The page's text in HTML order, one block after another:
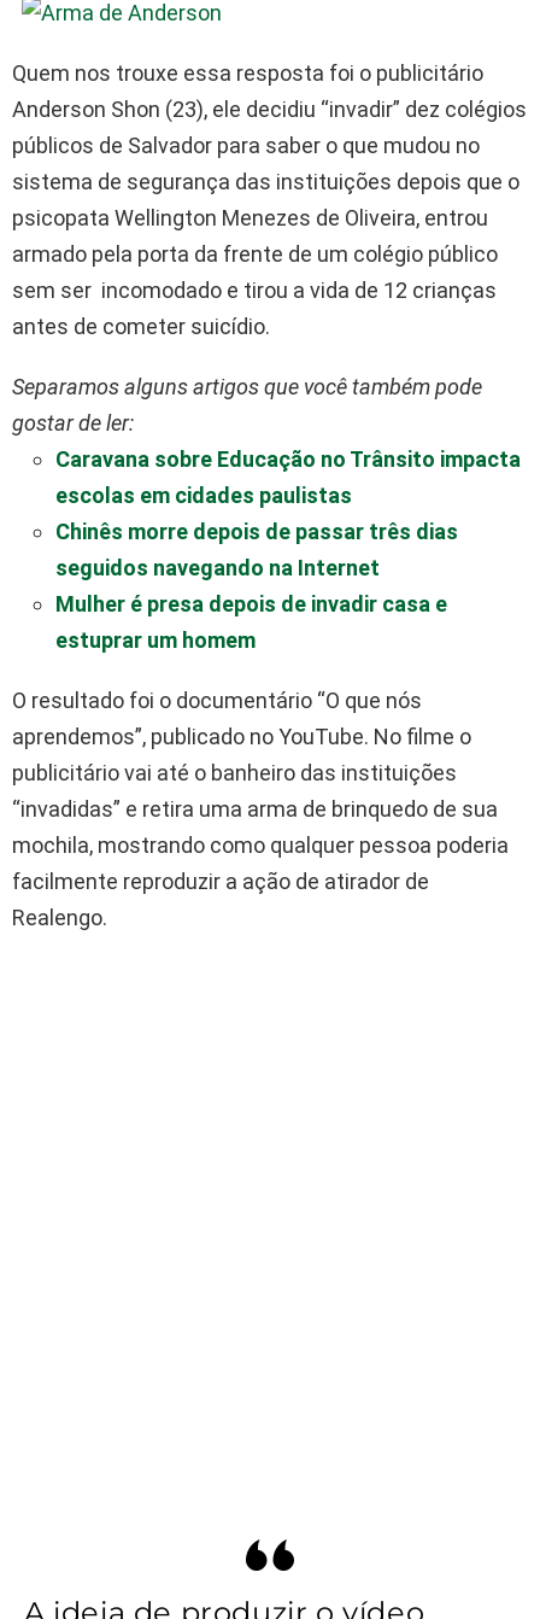
Quem nos trouxe essa resposta foi o publicitário
Anderson Shon (23), ele decidiu “invadir” dez colégios
públicos de Salvador para saber o que mudou no
sistema de segurança das instituições depois que o
psicopata Wellington Menezes de Oliveira, entrou
armado pela porta da frente de um colégio público
sem ser incomodado e tirou a vida de 12 crianças
antes de cometer suicídio.
Separamos alguns artigos que você também pode
gostar de ler:
Caravana sobre Educação no Trânsito impacta
escolas em cidades paulistas
Chinês morre depois de passar três dias
seguidos navegando na Internet
Mulher é presa depois de invadir casa e
estuprar um homem
O resultado foi o documentário “O que nós
aprendemos”, publicado no YouTube. No filme o
publicitário vai até o banheiro das instituições
“invadidas” e retira uma arma de brinquedo de sua
mochila, mostrando como qualquer pessoa poderia
facilmente reproduzir a ação de atirador de
Realengo.
A ideia de produzir o vídeo